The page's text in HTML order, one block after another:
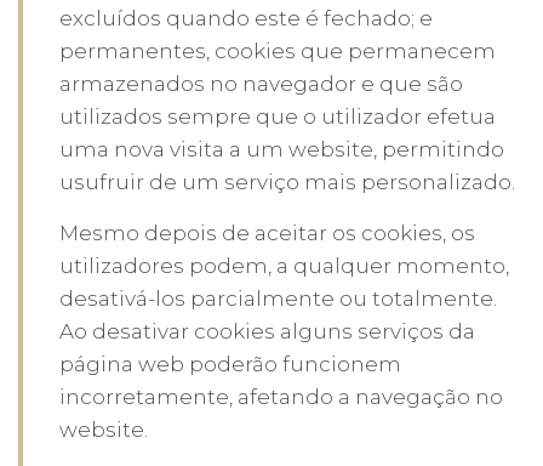
excluídos quando este é fechado; e
permanentes, cookies que permanecem
armazenados no navegador e que são
utilizados sempre que o utilizador efetua
uma nova visita a um website, permitindo
usufruir de um serviço mais personalizado.
Mesmo depois de aceitar os cookies, os
utilizadores podem, a qualquer momento,
desativá-los parcialmente ou totalmente.
Ao desativar cookies alguns serviços da
página web poderão funcionem
incorretamente, afetando a navegação no
website.